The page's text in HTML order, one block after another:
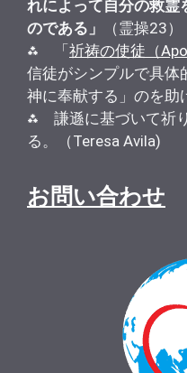
れによって自分の救霊
のである」
（霊操23）
⁂ 「祈祷の使徒（
信徒がシンプルで具体
神に奉献する」のを助
⁂ 謙遜に基づいて祈
る。（Teresa Avila)
お問い合わせ